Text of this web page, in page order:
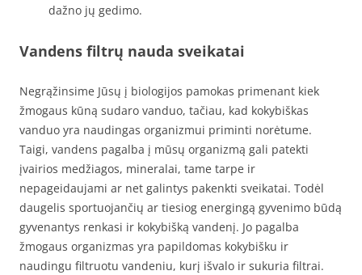
dažno jų gedimo.
Vandens filtrų nauda sveikatai
Negrąžinsime Jūsų į biologijos pamokas primenant kiek
žmogaus kūną sudaro vanduo, tačiau, kad kokybiškas
vanduo yra naudingas organizmui priminti norėtume.
Taigi, vandens pagalba į mūsų organizmą gali patekti
įvairios medžiagos, mineralai, tame tarpe ir
nepageidaujami ar net galintys pakenkti sveikatai. Todėl
daugelis sportuojančių ar tiesiog energingą gyvenimo būdą
gyvenantys renkasi ir kokybišką vandenį. Jo pagalba
žmogaus organizmas yra papildomas kokybišku ir
naudingu filtruotu vandeniu, kurį išvalo ir sukuria filtrai.